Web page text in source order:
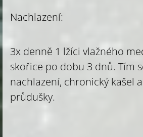
Nachlazení:
3x denně 1 lžíci vlažného
skořice po dobu 3 dnů. Tím
nachlazení, chronický kašel
průdušky.